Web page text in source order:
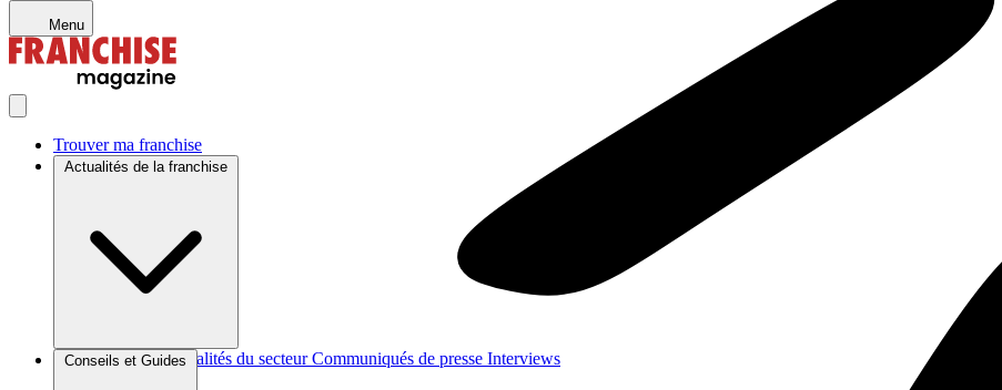
Menu
Trouver ma franchise
Actualités de la franchise
Brèves et actus Actualités du secteur Communiqués de presse Interviews
Conseils et Guides